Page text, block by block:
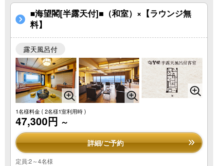
■海望閣[半露天付]■（和室）×【ラウンジ無
料】
露天風呂付
1名様料金( 2名様1室利用時 )
47,300円 ～
詳細/ご予約
定員:2～4名様